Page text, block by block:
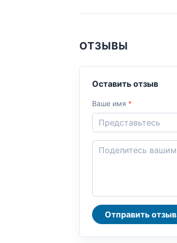
ОТЗЫВЫ
Оставить отзыв
Ваше имя *
Отправить отзыв